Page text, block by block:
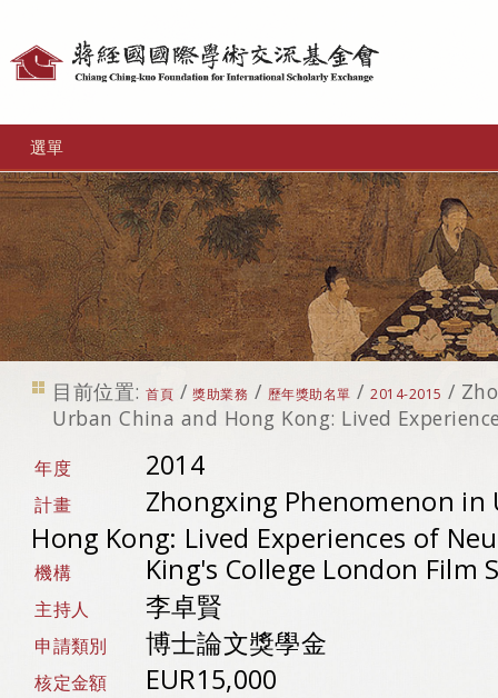
選單
目前位置: 首頁 /獎助業務 / 歷年獎助名單 /2014-2015 /
Urban China and Hong Kong: Lived
年度 2014
計畫
Zhongxing Phenomenon in
Hong Kong: Lived Experiences of
機構 King's College London Film
主持人 李卓賢
申請類別 博士論文獎學金
核定金額 EUR15,000